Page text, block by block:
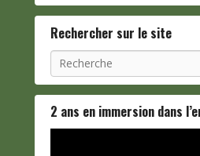
Rechercher sur le site
Recherche
2 ans en immersion dans